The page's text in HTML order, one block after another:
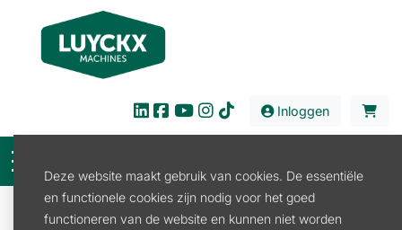
Inloggen
Verbruiksproducten
Deze website maakt gebruik van cookies. De essentiële
en functionele cookies zijn nodig voor het goed
functioneren van de website en kunnen niet worden